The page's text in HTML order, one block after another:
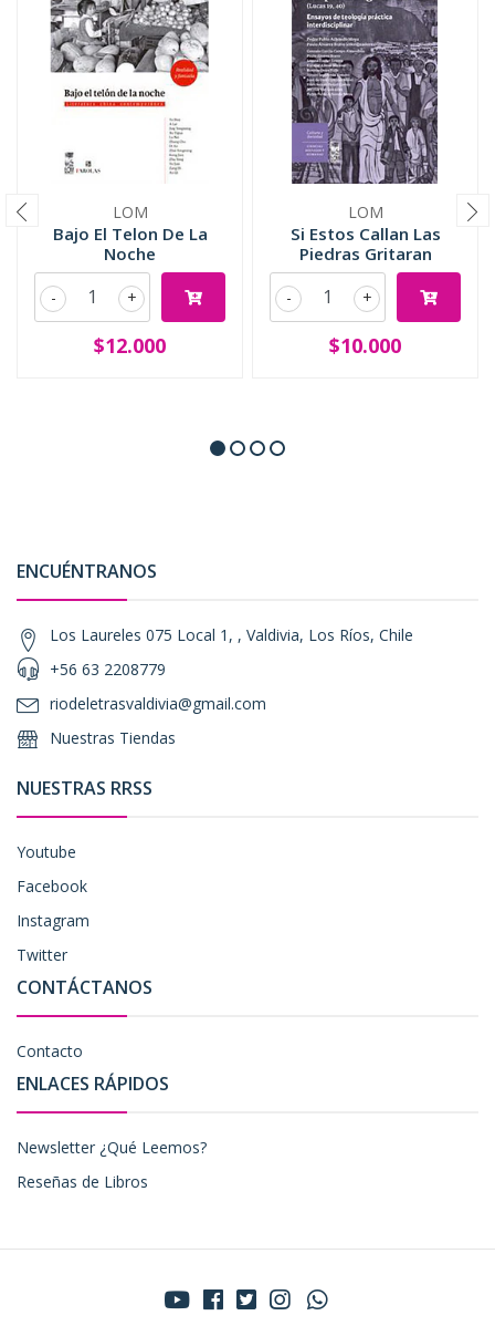
LOM
Bajo El Telon De La
Noche
+
-
$12.000
LOM
Si Estos Callan Las
Piedras Gritaran
+
-
$10.000
ENCUÉNTRANOS
Los Laureles 075 Local 1, , Valdivia, Los Ríos, Chile
+56 63 2208779
riodeletrasvaldivia@gmail.com
Nuestras Tiendas
NUESTRAS RRSS
Youtube
Facebook
Instagram
Twitter
CONTÁCTANOS
Contacto
ENLACES RÁPIDOS
Newsletter ¿Qué Leemos?
Reseñas de Libros